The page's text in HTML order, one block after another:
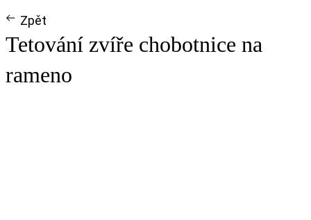
Zpět
Tetování zvíře chobotnice na
rameno